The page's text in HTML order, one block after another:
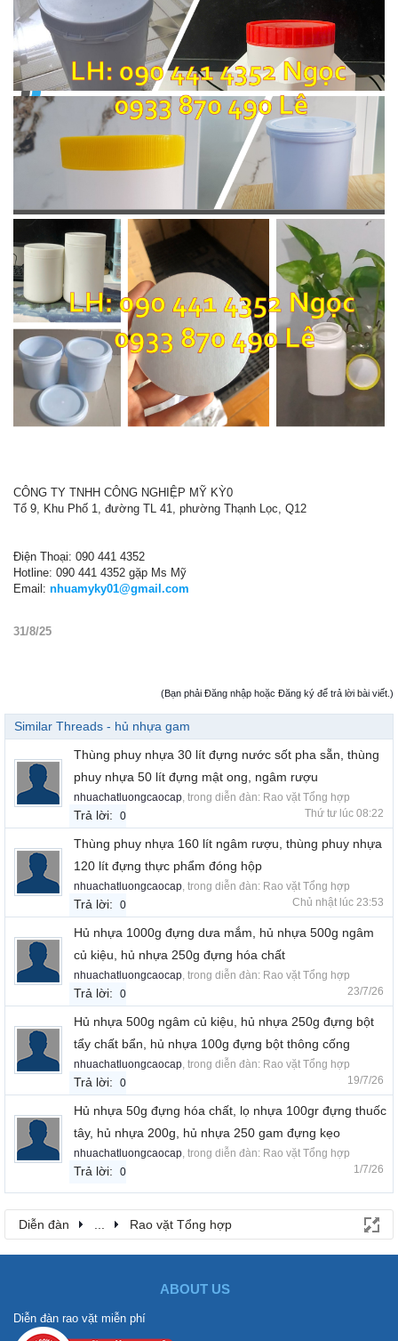
CÔNG TY TNHH CÔNG NGHIỆP MỸ KỲ0
Tổ 9, Khu Phố 1, đường TL 41, phường Thạnh Lọc, Q12
Điện Thoại: 090 441 4352
Hotline: 090 441 4352 gặp Ms Mỹ
Email: nhuamyky01@gmail.com
31/8/25
(Bạn phải Đăng nhập hoặc Đăng ký để trả lời bài viết.)
Similar Threads - hủ nhựa gam
Thùng phuy nhựa 30 lít đựng nước sốt pha sẵn, thùng
phuy nhựa 50 lít đựng mật ong, ngâm rượu
nhuachatluongcaocap , trong diễn đàn: Rao vặt Tổng hợp
Trả lời: 0 Thứ tư lúc 08:22
Thùng phuy nhựa 160 lít ngâm rượu, thùng phuy nhựa
120 lít đựng thực phẩm đóng hộp
nhuachatluongcaocap , trong diễn đàn: Rao vặt Tổng hợp
Trả lời: 0 Chủ nhật lúc 23:53
Hủ nhựa 1000g đựng dưa mắm, hủ nhựa 500g ngâm
củ kiệu, hủ nhựa 250g đựng hóa chất
nhuachatluongcaocap , trong diễn đàn: Rao vặt Tổng hợp
Trả lời: 0 23/7/26
Hủ nhựa 500g ngâm củ kiệu, hủ nhựa 250g đựng bột
tẩy chất bẩn, hủ nhựa 100g đựng bột thông cống
nhuachatluongcaocap , trong diễn đàn: Rao vặt Tổng hợp
Trả lời: 0 19/7/26
Hủ nhựa 50g đựng hóa chất, lọ nhựa 100gr đựng thuốc
tây, hủ nhựa 200g, hủ nhựa 250 gam đựng kẹo
nhuachatluongcaocap , trong diễn đàn: Rao vặt Tổng hợp
Trả lời: 0 1/7/26
Diễn đàn Rao vặt Tổng hợp
ABOUT US
Diễn đàn rao vặt miễn phí